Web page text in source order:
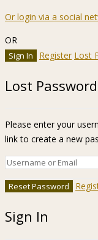
Or login via a social
OR
Register Lost
Lost Password
Please enter your
link to create a new
Sign In